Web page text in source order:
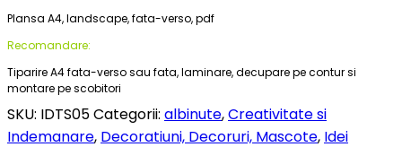
Plansa A4, landscape, fata-verso, pdf
Recomandare:
Tiparire A4 fata-verso sau fata, laminare, decupare pe contur si
montare pe scobitori
SKU: IDTS05Categorii: albinute,Creativitate si
Indemanare, Decoratiuni, Decoruri, Mascote, Idei